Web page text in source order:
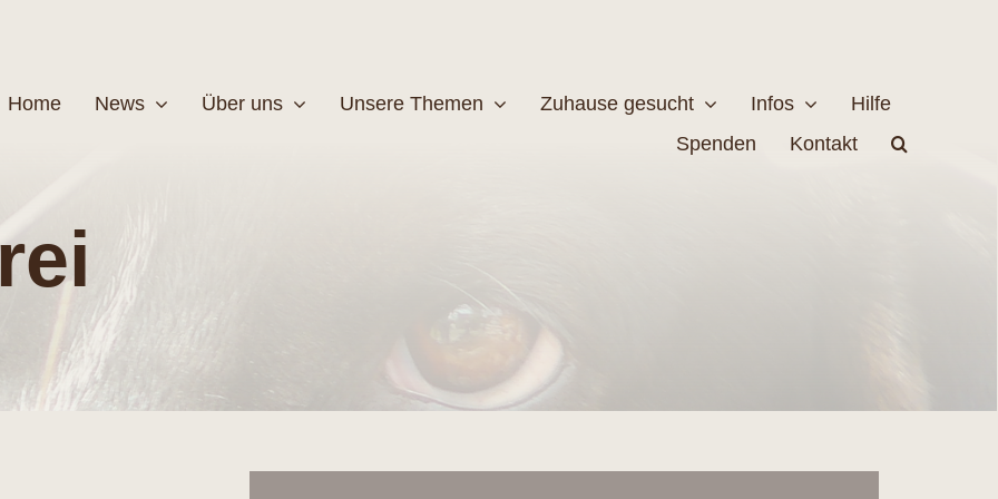
Home News Über uns Unsere Themen
Naturschutz
Zuhause gesucht Infos
Hilfe
Spenden
Kontakt